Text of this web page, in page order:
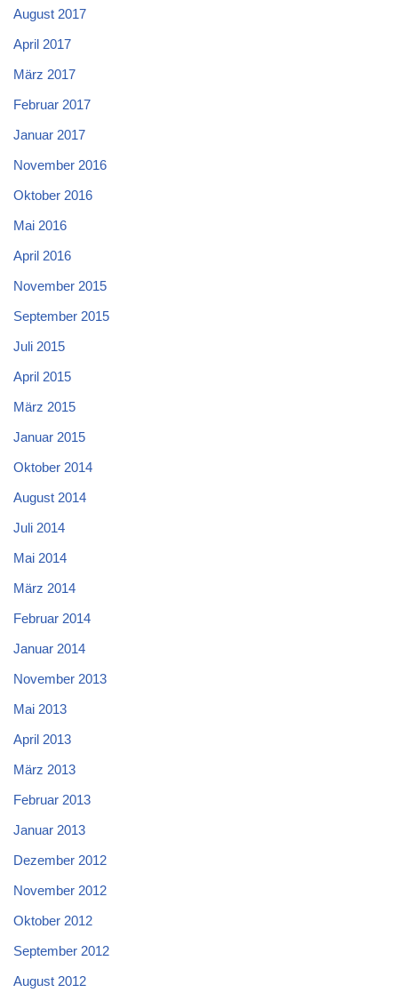
August 2017
April 2017
März 2017
Februar 2017
Januar 2017
November 2016
Oktober 2016
Mai 2016
April 2016
November 2015
September 2015
Juli 2015
April 2015
März 2015
Januar 2015
Oktober 2014
August 2014
Juli 2014
Mai 2014
März 2014
Februar 2014
Januar 2014
November 2013
Mai 2013
April 2013
März 2013
Februar 2013
Januar 2013
Dezember 2012
November 2012
Oktober 2012
September 2012
August 2012